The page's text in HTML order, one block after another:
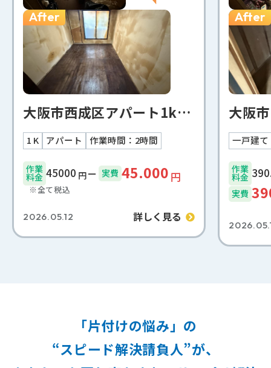
1 K アパート 作業時間：2時間
作業
料金 45000 円 実費 45.000 円
※全て税込
After
大阪市西成区アパート1k遺品整理事例
2026.05.12 詳しく見る
一戸建て
作業
料金
実費
After
「片付けの悩み」の
“スピード解決請負人”が、